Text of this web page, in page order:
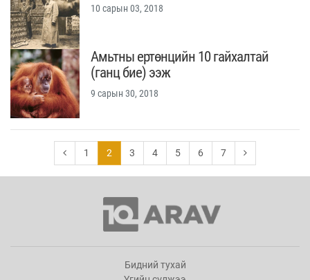
10 сарын 03, 2018
Амьтны ертөнцийн 10 гайхалтай
(ганц бие) ээж
9 сарын 30, 2018
1 2 3 4 5 6 7
Бидний тухай